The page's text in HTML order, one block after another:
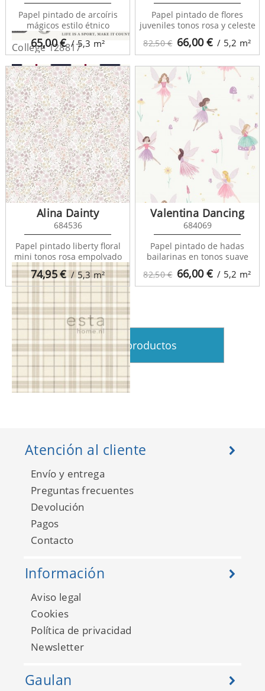
College 128817
College 136415
College 138821
65,00€ / 5,3 m²
Papel pintado de arcoíris
mágicos estilo étnico
82,50 € 66,00€ / 5,2 m²
Papel pintado de flores
juveniles tonos rosa y celeste
74,95€ / 5,3 m²
Alina Dainty
684536
Papel pintado liberty floral
mini tonos rosa empolvado
82,50 € 66,00€ / 5,2 m²
Valentina Dancing
684069
Papel pintado de hadas
bailarinas en tonos suave
Ver más productos
Atención al cliente
Envío y entrega
Preguntas frecuentes
Devolución
Pagos
Contacto
Información
Aviso legal
Cookies
Política de privacidad
Newsletter
Gaulan